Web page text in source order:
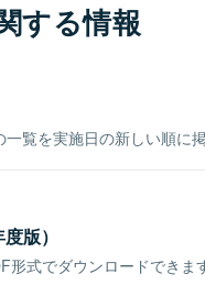
する情報
覧を実施日の新しい順に
版）
式でダウンロードできま